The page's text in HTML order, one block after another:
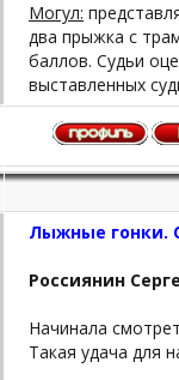
Могул:
два прыжка с
баллов. Судьи
выставленных
Лыжные гонки.
Россиянин
Начинала
Такая удача для